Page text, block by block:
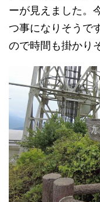
ーが見えました。
つ事になりそうで
ので時間も掛かり